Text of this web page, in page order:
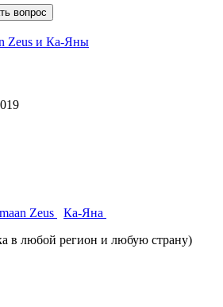
вопрос
Zeus
Ка-Яна
в любой регион и любую страну)